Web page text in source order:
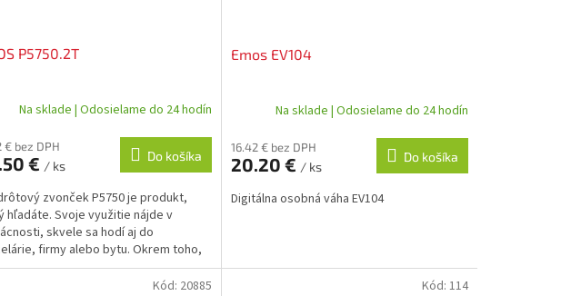
P5750.2T
Na sklade | Odosielame do 24 hodín
€ bez DPH
€ / ks
Do košíka
zvonček P5750 je produkt,
hľadáte. Svoje využitie nájde v
skvele sa hodí aj do
firmy alebo bytu. Okrem toho,
pripravený...
Emos EV104
Na sklade | Odosielame do 24 hodín
16.42 € bez DPH
20.20 € / ks
Do košíka
Digitálna osobná váha EV104
Kód: 20885 Kód: 114